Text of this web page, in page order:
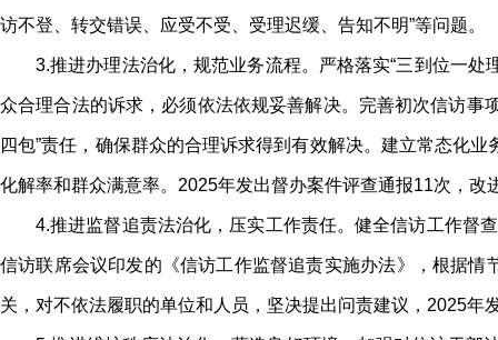
访不登、转交错误、应受不受、受理迟缓、告知不明”等问题。
3.推进办理法治化，规范业务流程。严格落实“三到位一
众合理合法的诉求，必须依法依规妥善解决。完善初次信访事
四包”责任，确保群众的合理诉求得到有效解决。建立常态化
化解率和群众满意率。2025年发出督办案件评查通报11次，改
4.推进监督追责法治化，压实工作责任。健全信访工作督
信访联席会议印发的《信访工作监督追责实施办法》，根据
关，对不依法履职的单位和人员，坚决提出问责建议，2025